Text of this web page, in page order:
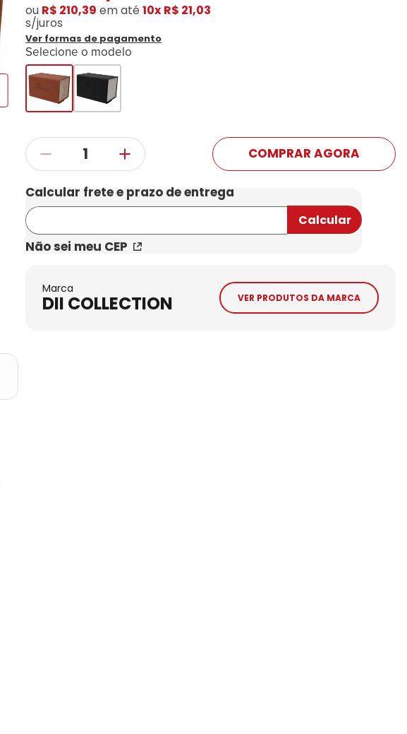
ou R$ 210,39 em até10x R$ 21,03
s/juros
Ver formas de pagamento
Selecione o modelo
COMPRAR AGORA
Não sei meu CEP
Marca
DII COLLECTION VER PRODUTOS DA MARCA